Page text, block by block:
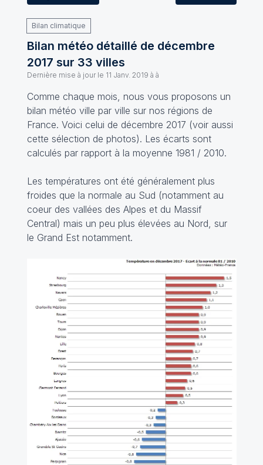
Bilan climatique
Bilan météo détaillé de décembre
2017 sur 33 villes
Dernière mise à jour le 11 Janv. 2019 à à
Comme chaque mois, nous vous proposons un
bilan météo ville par ville sur nos régions de
France. Voici celui de décembre 2017 (voir aussi
cette sélection de photos). Les écarts sont
calculés par rapport à la moyenne 1981 / 2010.
Les températures ont été généralement plus
froides que la normale au Sud (notamment au
coeur des vallées des Alpes et du Massif
Central) mais un peu plus élevées au Nord, sur
le Grand Est notamment.